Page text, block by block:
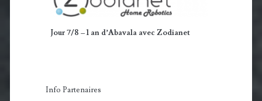
Jour 7/8 – 1 an d’Abavala avec Zodianet
Info Partenaires